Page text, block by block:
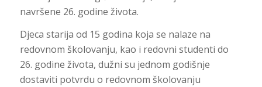
navršene 26. godine života.
Djeca starija od 15 godina koja se nalaze na
redovnom školovanju, kao i redovni studenti do
26. godine života, dužni su jednom godišnje
dostaviti potvrdu o redovnom školovanju